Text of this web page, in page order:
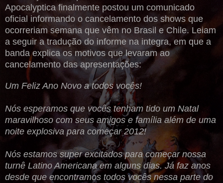
Apocalyptica finalmente postou um comunicado
oficial informando o cancelamento dos shows que
ocorreriam semana que vêm no Brasil e Chile. Leiam
a seguir a tradução do informe na integra, em que a
banda explica os motivos que levaram ao
cancelamento das apresentações:
Um Feliz Ano Novo a todos vocês!
Nós esperamos que vocês tenham tido um Natal
maravilhoso com seus amigos e família além de uma
noite explosiva para começar 2012!
Nós estamos super excitados para começar nossa
turnê Latino Americana em alguns dias. Já faz anos
desde que encontramos todos vocês nessa parte do